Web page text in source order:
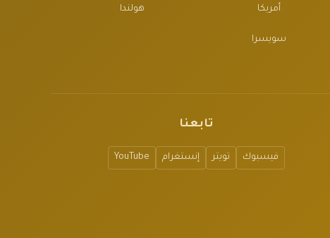
أمريكا هولندا
سويسرا
تابعنا
فيسبوك تويتر إنستغرام YouTube